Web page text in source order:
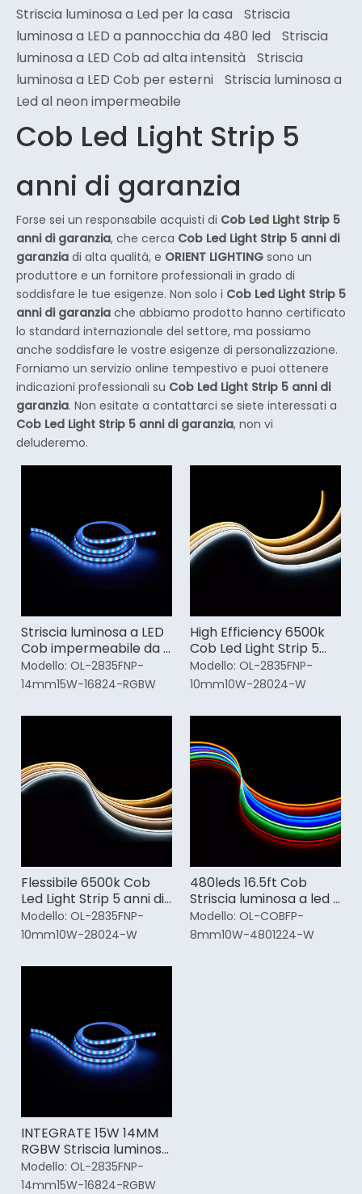
Striscia luminosa a Led per la casa
Striscia
luminosa a LED a pannocchia da 480 led
Striscia
luminosa a LED Cob ad alta intensità
Striscia
luminosa a LED Cob per esterni
Striscia luminosa a
Led al neon impermeabile
Cob Led Light Strip 5
anni di garanzia
Forse sei un responsabile acquisti di Cob Led Light Strip 5
anni di garanzia, che cerca Cob Led Light Strip 5 anni di
garanzia di alta qualità, e ORIENT LIGHTING sono un
produttore e un fornitore professionali in grado di
soddisfare le tue esigenze. Non solo i Cob Led Light Strip 5
anni di garanzia che abbiamo prodotto hanno certificato
lo standard internazionale del settore, ma possiamo
anche soddisfare le vostre esigenze di personalizzazione.
Forniamo un servizio online tempestivo e puoi ottenere
indicazioni professionali su Cob Led Light Strip 5 anni di
garanzia. Non esitate a contattarci se siete interessati a
Cob Led Light Strip 5 anni di garanzia, non vi
deluderemo.
Striscia luminosa a LED
Cob impermeabile da 8
mm 5 anni di garanzia
Modello: OL-2835FNP-
14mm15W-16824-RGBW
High Efficiency 6500k
Cob Led Light Strip 5
anni di garanzia
Modello: OL-2835FNP-
10mm10W-28024-W
Flessibile 6500k Cob
Led Light Strip 5 anni di
garanzia
Modello: OL-2835FNP-
10mm10W-28024-W
480leds 16.5ft Cob
Striscia luminosa a led 5
anni di garanzia
Modello: OL-COBFP-
8mm10W-4801224-W
INTEGRATE 15W 14MM
RGBW Striscia luminosa
a led ad alto lumen 5
anni di garanzia
Modello: OL-2835FNP-
14mm15W-16824-RGBW